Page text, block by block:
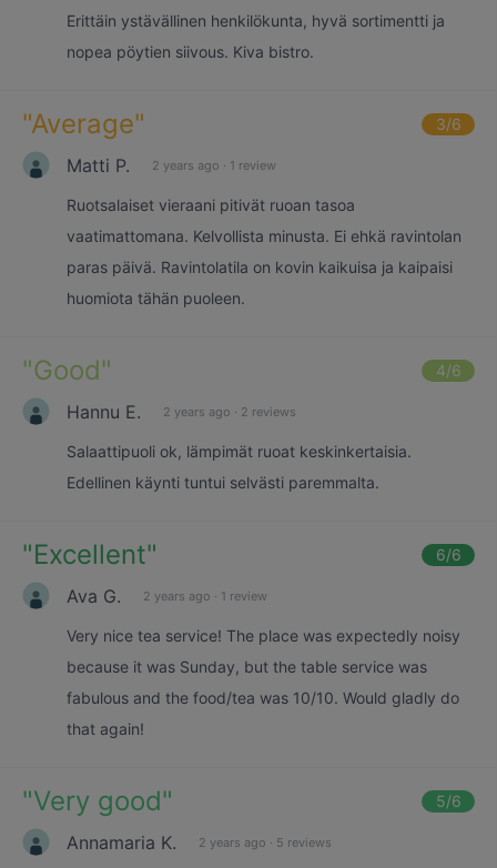
Erittäin ystävällinen henkilökunta, hyvä sortimentti ja
nopea pöytien siivous. Kiva bistro.
"Average" 3/6
Matti P. 2 years ago · 1 review
Ruotsalaiset vieraani pitivät ruoan tasoa
vaatimattomana. Kelvollista minusta. Ei ehkä ravintolan
paras päivä. Ravintolatila on kovin kaikuisa ja kaipaisi
huomiota tähän puoleen.
"Good" 4/6
Hannu E. 2 years ago · 2 reviews
Salaattipuoli ok, lämpimät ruoat keskinkertaisia.
Edellinen käynti tuntui selvästi paremmalta.
"Excellent" 6/6
Ava G. 2 years ago · 1 review
Very nice tea service! The place was expectedly noisy
because it was Sunday, but the table service was
fabulous and the food/tea was 10/10. Would gladly do
that again!
"Very good" 5/6
Annamaria K. 2 years ago · 5 reviews